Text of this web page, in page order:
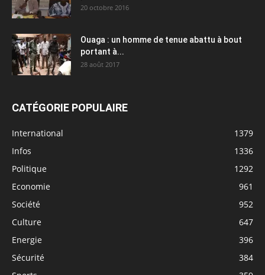
20 octobre 2016
Ouaga : un homme de tenue abattu à bout
portant à...
28 août 2017
CATÉGORIE POPULAIRE
International
1379
Infos
1336
Politique
1292
Economie
961
Société
952
Culture
647
Energie
396
Sécurité
384